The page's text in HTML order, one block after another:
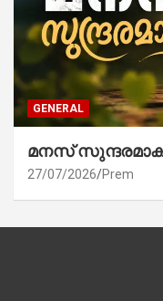
GENERAL
മനസ്
27/07/2026 Prem